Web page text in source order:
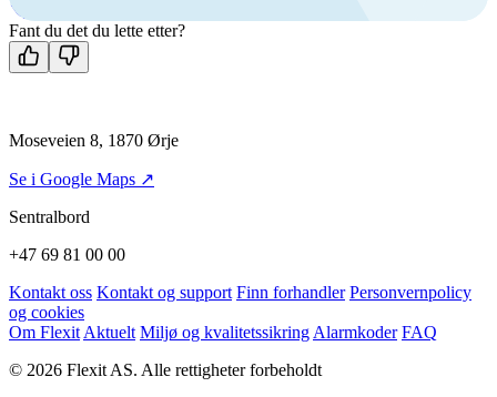
Kontakt oss
Fant du det du lette etter?
Moseveien 8, 1870 Ørje
Se i Google Maps ↗
Sentralbord
+47 69 81 00 00
Kontakt oss Kontakt og support Finn forhandler Personvernpolicy
og cookies
Om Flexit Aktuelt Miljø og kvalitetssikring Alarmkoder FAQ
© 2026 Flexit AS. Alle rettigheter forbeholdt